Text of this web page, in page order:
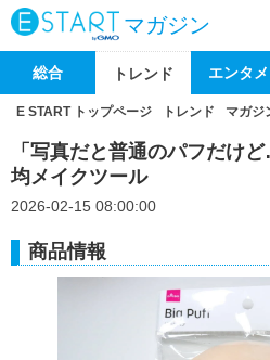
マガジン
総合 トレンド エンタメ
E START トップページ トレンド マガジ
「写真だと普通のパフだけ
均メイクツール
2026-02-15 08:00:00
商品情報